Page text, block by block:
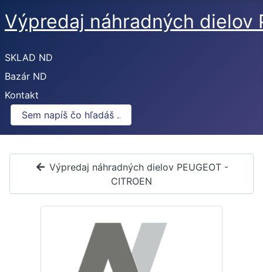
Výpredaj náhradných dielov
SKLAD ND
Bazár ND
Kontakt
Výpredaj náhradných dielov PEUGEOT -
CITROEN